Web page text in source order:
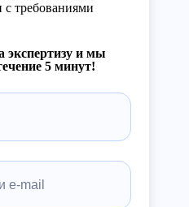
с требованиями
экспертизу и мы
5 минут!